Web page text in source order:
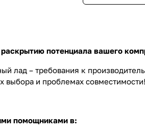
потенциала вашего
лад – требования к
выбора и проблемах совместимости!
помощниками в: